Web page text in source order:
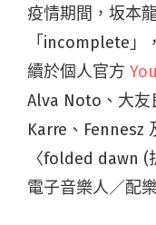
疫情期間，坂本
「incomplete」
續於個人官方
Alva Noto、大友
Karre、Fennesz
〈folded dawn (
電子音樂人／配